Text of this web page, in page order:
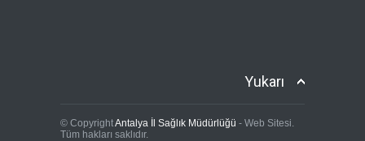
Yukarı
© CopyrightAntalya İl Sağlık Müdürlüğü - Web Sitesi.
Tüm hakları saklıdır.